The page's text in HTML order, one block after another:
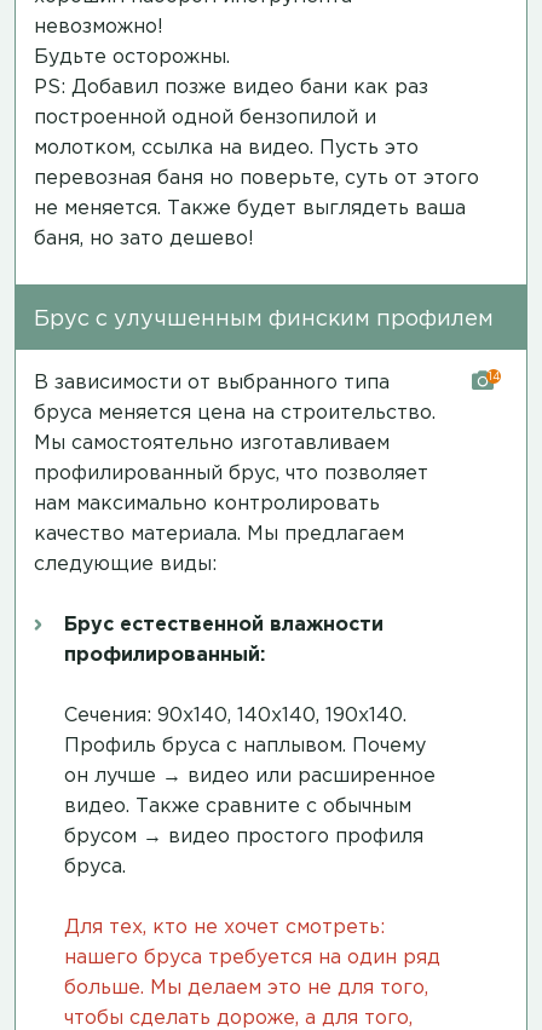
невозможно!
Будьте осторожны.
PS: Добавил позже видео бани как раз
построенной одной бензопилой и
молотком, ссылка на видео. Пусть это
перевозная баня но поверьте, суть от этого
не меняется. Также будет выглядеть ваша
баня, но зато дешево!
Брус с улучшенным финским профилем
В зависимости от выбранного типа
бруса меняется цена на строительство.
Мы самостоятельно изготавливаем
профилированный брус, что позволяет
нам максимально контролировать
качество материала. Мы предлагаем
следующие виды:
Брус естественной влажности
профилированный:
Сечения: 90х140, 140х140, 190х140.
Профиль бруса с наплывом. Почему
он лучше → видео или расширенное
видео. Также сравните с обычным
брусом → видео простого профиля
бруса.
Для тех, кто не хочет смотреть:
нашего бруса требуется на один ряд
больше. Мы делаем это не для того,
чтобы сделать дороже, а для того,
14